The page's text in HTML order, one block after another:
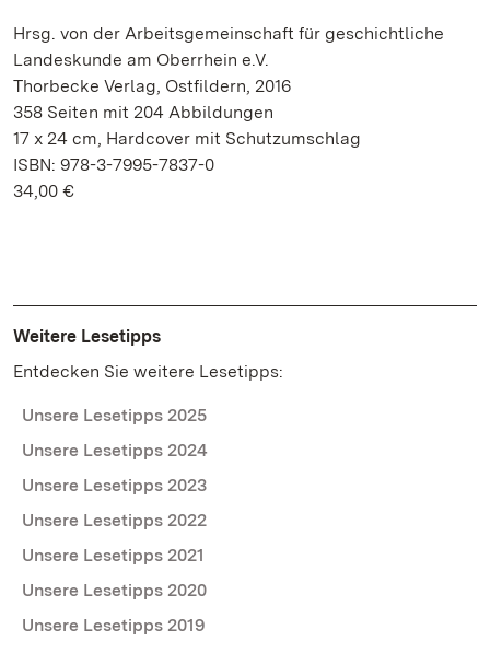
Hrsg. von der Arbeitsgemeinschaft für geschichtliche
Landeskunde am Oberrhein e.V.
Thorbecke Verlag, Ostfildern, 2016
358 Seiten mit 204 Abbildungen
17 x 24 cm, Hardcover mit Schutzumschlag
ISBN: 978-3-7995-7837-0
34,00 €
Weitere Lesetipps
Entdecken Sie weitere Lesetipps:
Unsere Lesetipps 2025
Unsere Lesetipps 2024
Unsere Lesetipps 2023
Unsere Lesetipps 2022
Unsere Lesetipps 2021
Unsere Lesetipps 2020
Unsere Lesetipps 2019